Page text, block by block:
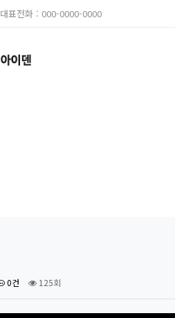
대표전화 : 000-0000-0000
하위분류
0건 125회